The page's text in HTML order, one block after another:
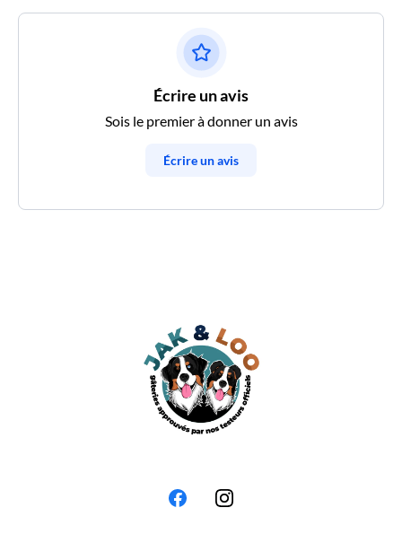
Écrire un avis
Sois le premier à donner un avis
Écrire un avis